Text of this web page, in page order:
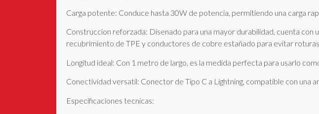
Carga potente: Conduce hasta 30W de potencia, permitiendo una carga
Construccion reforzada: Disenado para una mayor durabilidad, cuenta con
recubrimiento de TPE y conductores de cobre estañado para evitar roturas
Longitud ideal: Con 1 metro de largo, es la medida perfecta para usarlo
Conectividad versatil: Conector de Tipo C a Lightning, compatible con una
Especificaciones tecnicas: